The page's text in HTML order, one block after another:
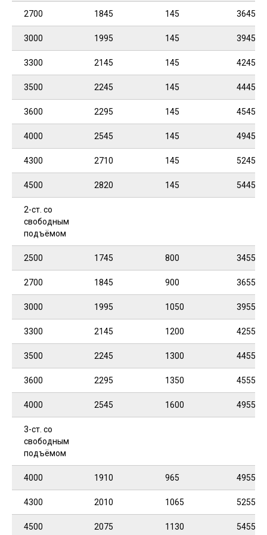
2700 1845 145 3645
3000 1995 145 3945
3300 2145 145 4245
3500 2245 145 4445
3600 2295 145 4545
4000 2545 145 4945
4300 2710 145 5245
4500 2820 145 5445
2-ст. со
свободным
подъёмом
2500 1745 800 3455
2700 1845 900 3655
3000 1995 1050 3955
3300 2145 1200 4255
3500 2245 1300 4455
3600 2295 1350 4555
4000 2545 1600 4955
3-ст. со
свободным
подъёмом
4000 1910 965 4955
4300 2010 1065 5255
4500 2075 1130 5455